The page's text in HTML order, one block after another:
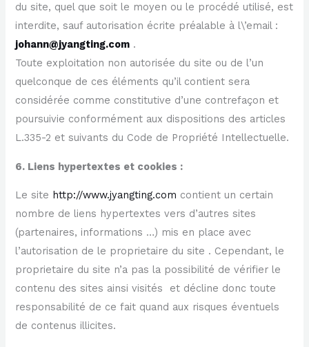
du site, quel que soit le moyen ou le procédé utilisé, est
interdite, sauf autorisation écrite préalable à l\’email :
johann@jyangting.com .
Toute exploitation non autorisée du site ou de l’un
quelconque de ces éléments qu’il contient sera
considérée comme constitutive d’une contrefaçon et
poursuivie conformément aux dispositions des articles
L.335-2 et suivants du Code de Propriété Intellectuelle.
6. Liens hypertextes et cookies :
Le site http://www.jyangting.com contient un certain
nombre de liens hypertextes vers d’autres sites
(partenaires, informations …) mis en place avec
l’autorisation de le proprietaire du site . Cependant, le
proprietaire du site n’a pas la possibilité de vérifier le
contenu des sites ainsi visités et décline donc toute
responsabilité de ce fait quand aux risques éventuels
de contenus illicites.